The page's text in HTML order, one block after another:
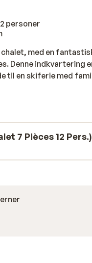
personer
med en
Denne indkvartering
til en skiferie med
og 3 badeværelser
op i pejsen, og slut
en traditionel
komme dertil på
7 Pièces 12 Pers.)